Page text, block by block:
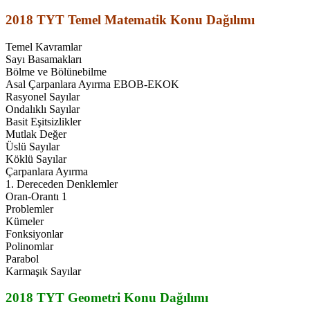
2018 TYT Temel Matematik Konu Dağılımı
Temel Kavramlar
Sayı Basamakları
Bölme ve Bölünebilme
Asal Çarpanlara Ayırma EBOB-EKOK
Rasyonel Sayılar
Ondalıklı Sayılar
Basit Eşitsizlikler
Mutlak Değer
Üslü Sayılar
Köklü Sayılar
Çarpanlara Ayırma
1. Dereceden Denklemler
Oran-Orantı 1
Problemler
Kümeler
Fonksiyonlar
Polinomlar
Parabol
Karmaşık Sayılar
2018 TYT Geometri Konu Dağılımı